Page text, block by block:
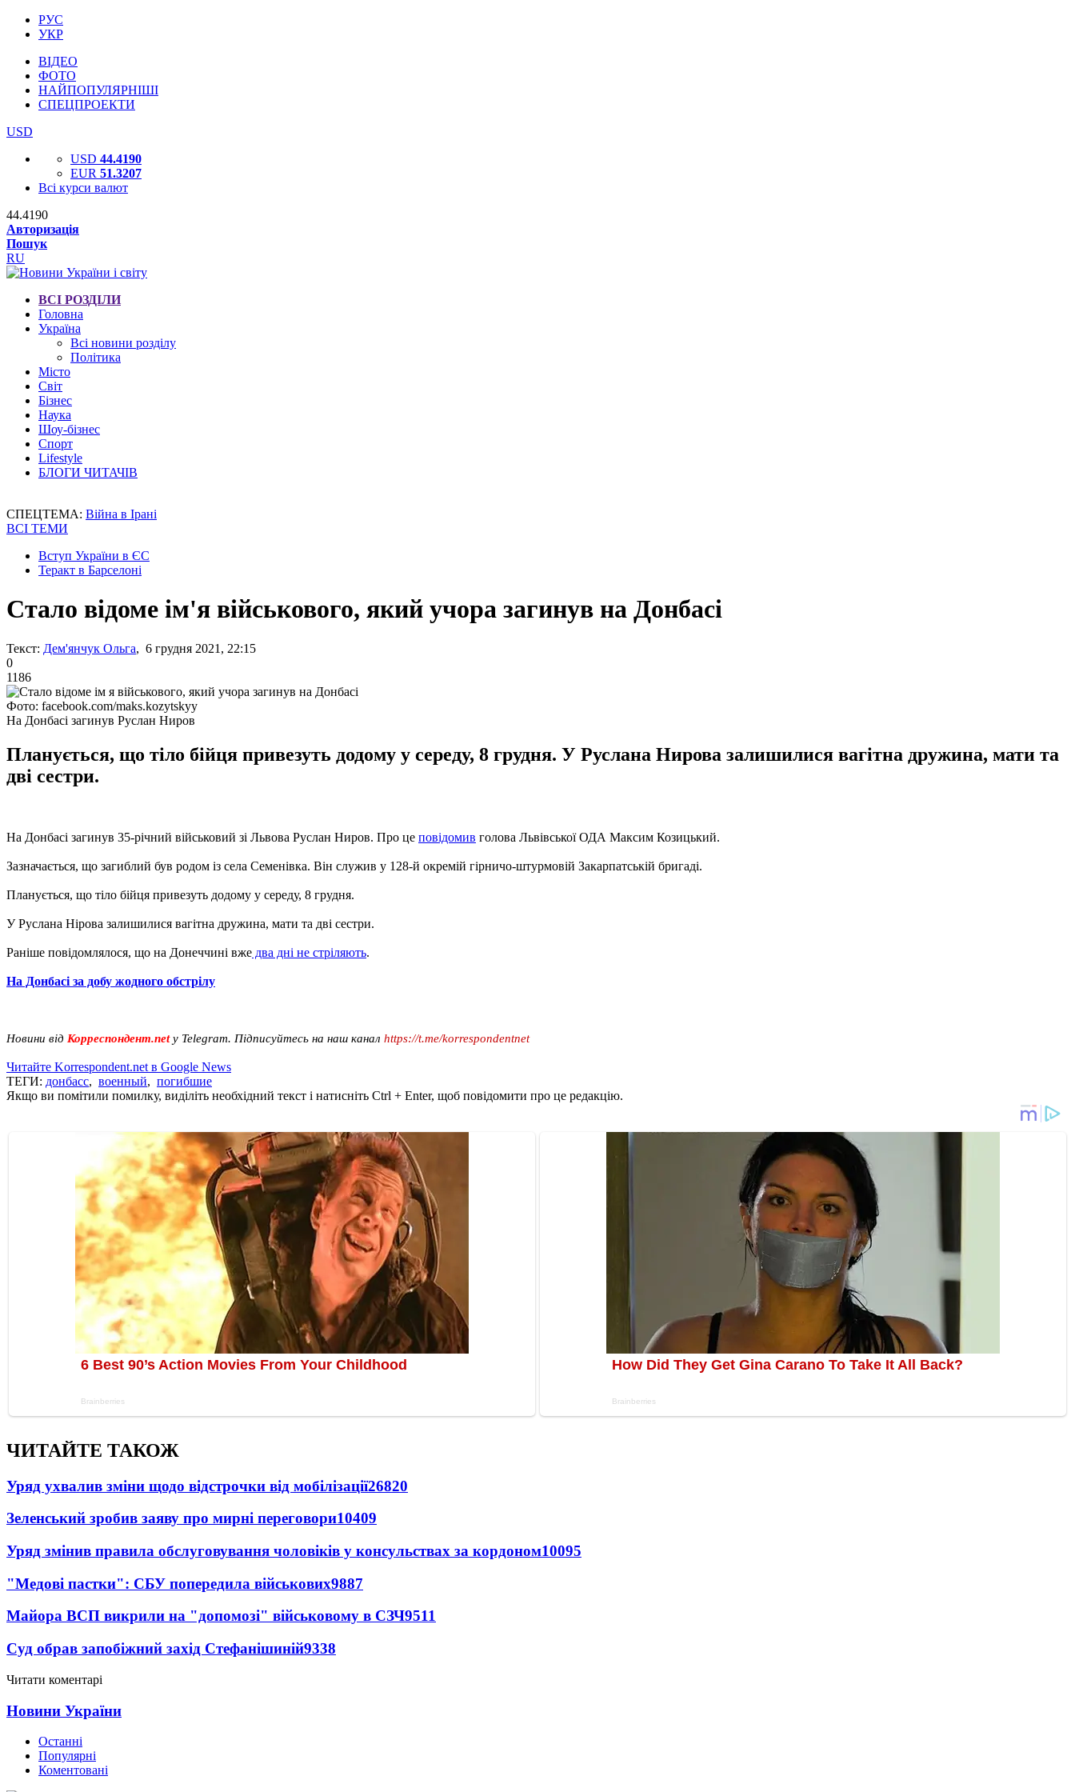
РУС
УКР
ВІДЕО
ФОТО
НАЙПОПУЛЯРНІШІ
СПЕЦПРОЕКТИ
USD
USD 44.4190
EUR 51.3207
Всі курси валют
44.4190
Авторизація
Пошук
RU
ВСІ РОЗДІЛИ
Головна
Україна
Всі новини розділу
Політика
Місто
Світ
Бізнес
Наука
Шоу-бізнес
Спорт
Lifestyle
БЛОГИ ЧИТАЧІВ
СПЕЦТЕМА: Війна в Ірані
ВСІ ТЕМИ
Вступ України в ЄС
Теракт в Барселоні
Стало відоме ім'я військового, який учора загинув на Донбасі
Текст: Дем'янчук Ольга, 6 грудня 2021, 22:15
0
1186
Фото: facebook.com/maks.kozytskyy
На Донбасі загинув Руслан Ниров
Планується, що тіло бійця привезуть додому у середу, 8 грудня. У Руслана Нирова залишилися вагітна дружина, мати та
дві сестри.
На Донбасі загинув 35-річний військовий зі Львова Руслан Ниров. Про це повідомив голова Львівської ОДА Максим Козицький.
Зазначається, що загиблий був родом із села Семенівка. Він служив у 128-й окремій гірничо-штурмовій Закарпатській бригаді.
Планується, що тіло бійця привезуть додому у середу, 8 грудня.
У Руслана Нірова залишилися вагітна дружина, мати та дві сестри.
Раніше повідомлялося, що на Донеччині вже два дні не стріляють.
На Донбасі за добу жодного обстрілу
Новини від Корреспондент.netу Telegram. Підписуйтесь на наш канал https://t.me/korrespondentnet
Читайте Korrespondent.net в Google News
ТЕГИ: донбасс, военный, погибшие
Якщо ви помітили помилку, виділіть необхідний текст і натисніть Ctrl + Enter, щоб повідомити про це редакцію.
ЧИТАЙТЕ ТАКОЖ
Уряд ухвалив зміни щодо відстрочки від мобілізації26820
Зеленський зробив заяву про мирні переговори10409
Уряд змінив правила обслуговування чоловіків у консульствах за кордоном10095
"Медові пастки": СБУ попередила військових9887
Майора ВСП викрили на "допомозі" військовому в СЗЧ9511
Суд обрав запобіжний захід Стефанішиній9338
Читати коментарі
Новини України
Останні
Популярні
Коментовані